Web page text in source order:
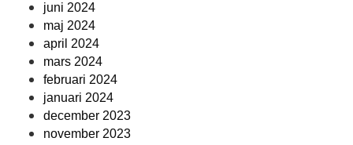
juni 2024
maj 2024
april 2024
mars 2024
februari 2024
januari 2024
december 2023
november 2023